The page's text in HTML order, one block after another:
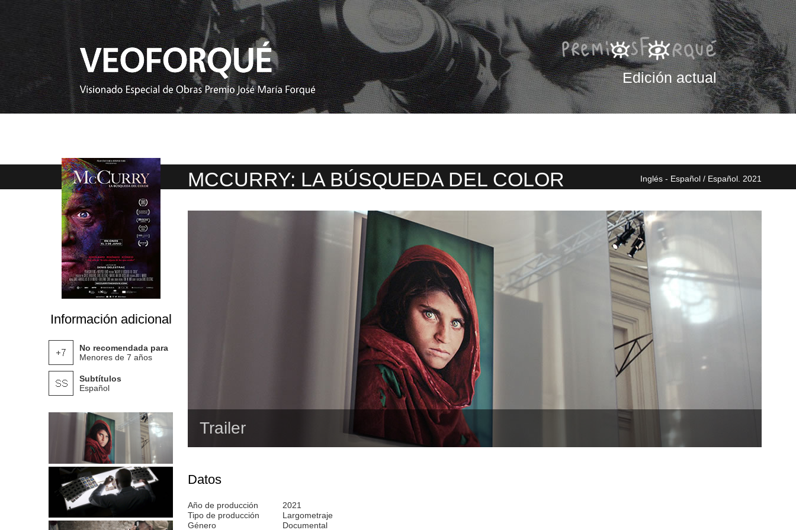
Edición actual
Información adicional
No recomendada para
Menores de 7 años
Subtítulos
Español
MCCURRY: LA BÚSQUEDA DEL COLOR Inglés - Español / Español. 2021
Trailer
Datos
Año de producción
2021
Tipo de producción
Largometraje
Género
Documental